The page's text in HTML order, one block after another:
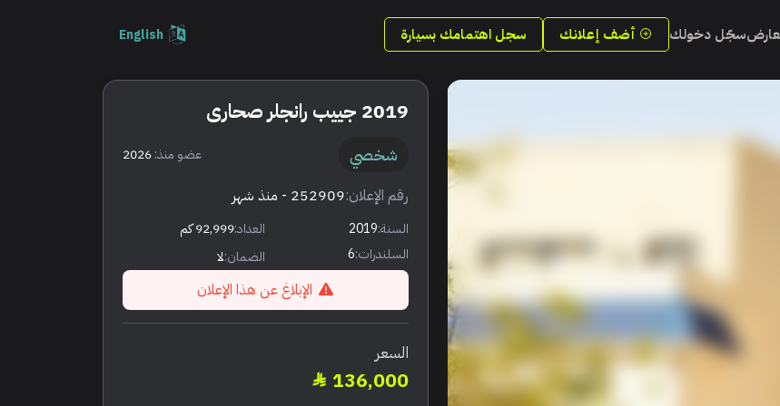
سجّل دخولك أضف إعلانك سجل اهتمامك بسيارة English
2019 جييب رانجلر صحارى
شخصي عضو منذ:2026
رقم الإعلان:252909 - منذ شهر
السنة:2019 العداد:92,999 كم
السلندرات:6 الضمان:لا
الإبلاغ عن هذا الإعلان
السعر
136,000